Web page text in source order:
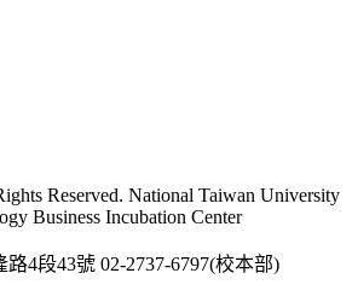
Reserved. National Taiwan University
Business Incubation Center
4段43號 02-2737-6797(校本部)